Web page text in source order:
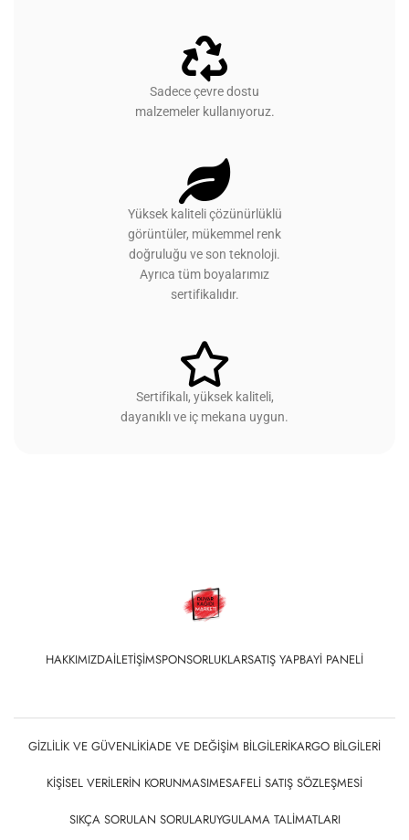
Sadece çevre dostu
malzemeler kullanıyoruz.
Yüksek kaliteli çözünürlüklü
görüntüler, mükemmel renk
doğruluğu ve son teknoloji.
Ayrıca tüm boyalarımız
sertifikalıdır.
Sertifikalı, yüksek kaliteli,
dayanıklı ve iç mekana uygun.
HAKKIMIZDAİLETIŞIMSPONSORLUKLARSATIŞ YAPBAYI PANELI
GIZLILIK VE GÜVENLIKİADE VE DEĞIŞIM BILGILERIKARGO BILGILERI
KIŞISEL VERILERIN KORUNMASIMESAFELI SATIŞ SÖZLEŞMESI
SIKÇA SORULAN SORULARUYGULAMA TALIMATLARI